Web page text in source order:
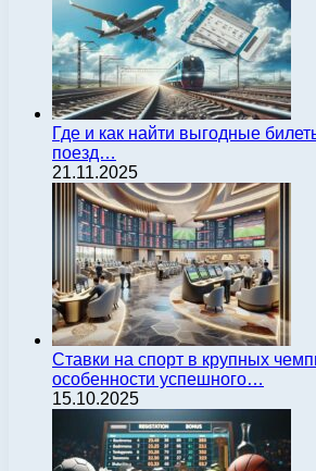
Где и как найти выгодные
поезд…
21.11.2025
Ставки на спорт в крупных
особенности успешного…
15.10.2025